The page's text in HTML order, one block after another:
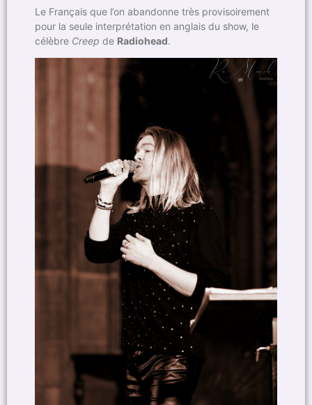
Le Français que l’on abandonne très provisoirement
pour la seule interprétation en anglais du show, le
célèbre Creep de Radiohead.